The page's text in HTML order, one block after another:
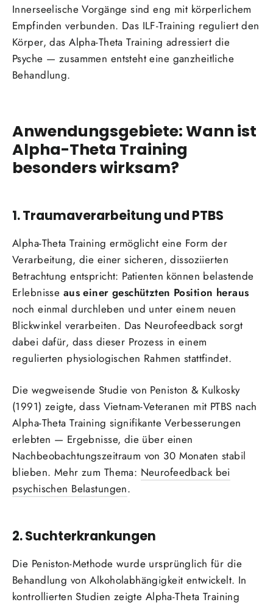
Innerseelische Vorgänge sind eng mit körperlichem
Empfinden verbunden. Das ILF-Training reguliert den
Körper, das Alpha-Theta Training adressiert die
Psyche — zusammen entsteht eine ganzheitliche
Behandlung.
Anwendungsgebiete: Wann ist
Alpha-Theta Training
besonders wirksam?
1. Traumaverarbeitung und PTBS
Alpha-Theta Training ermöglicht eine Form der
Verarbeitung, die einer sicheren, dissoziierten
Betrachtung entspricht: Patienten können belastende
Erlebnisse aus einer geschützten Position heraus
noch einmal durchleben und unter einem neuen
Blickwinkel verarbeiten. Das Neurofeedback sorgt
dabei dafür, dass dieser Prozess in einem
regulierten physiologischen Rahmen stattfindet.
Die wegweisende Studie von Peniston & Kulkosky
(1991) zeigte, dass Vietnam-Veteranen mit PTBS nach
Alpha-Theta Training signifikante Verbesserungen
erlebten — Ergebnisse, die über einen
Nachbeobachtungszeitraum von 30 Monaten stabil
blieben. Mehr zum Thema: Neurofeedback bei
psychischen Belastungen.
2. Suchterkrankungen
Die Peniston-Methode wurde ursprünglich für die
Behandlung von Alkoholabhängigkeit entwickelt. In
kontrollierten Studien zeigte Alpha-Theta Training